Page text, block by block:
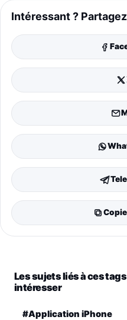
Intéressant ?
Les sujets liés à ces
intéresser
#Application iPhone